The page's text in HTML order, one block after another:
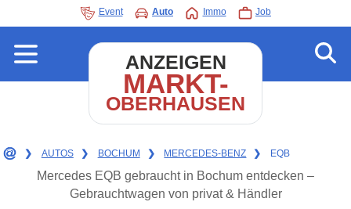
Event Auto Immo Job
ANZEIGEN
MARKT-
OBERHAUSEN
❯ AUTOS ❯ BOCHUM ❯ MERCEDES-BENZ ❯ EQB
Mercedes EQB gebraucht in Bochum entdecken –
Gebrauchtwagen von privat & Händler